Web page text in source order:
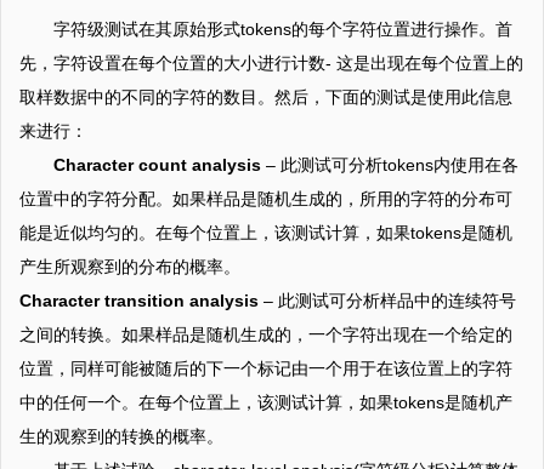
字符级测试在其原始形式tokens的每个字符位置进行操作。首
先，字符设置在每个位置的大小进行计数- 这是出现在每个位置上的
取样数据中的不同的字符的数目。然后，下面的测试是使用此信息
来进行：
Character count analysis – 此测试可分析tokens内使用在各
位置中的字符分配。如果样品是随机生成的，所用的字符的分布可
能是近似均匀的。在每个位置上，该测试计算，如果tokens是随机
产生所观察到的分布的概率。
Character transition analysis – 此测试可分析样品中的连续符号
之间的转换。如果样品是随机生成的，一个字符出现在一个给定的
位置，同样可能被随后的下一个标记由一个用于在该位置上的字符
中的任何一个。在每个位置上，该测试计算，如果tokens是随机产
生的观察到的转换的概率。